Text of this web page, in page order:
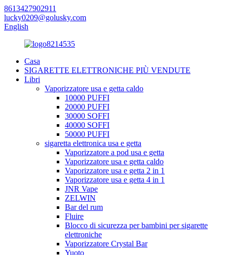
8613427902911
lucky0209@golusky.com
English
Casa
SIGARETTE ELETTRONICHE PIÙ VENDUTE
Libri
Vaporizzatore usa e getta caldo
10000 PUFFI
20000 PUFFI
30000 SOFFI
40000 SOFFI
50000 PUFFI
sigaretta elettronica usa e getta
Vaporizzatore a pod usa e getta
Vaporizzatore usa e getta caldo
Vaporizzatore usa e getta 2 in 1
Vaporizzatore usa e getta 4 in 1
JNR Vape
ZELWIN
Bar del rum
Fluire
Blocco di sicurezza per bambini per sigarette
elettroniche
Vaporizzatore Crystal Bar
Yuoto